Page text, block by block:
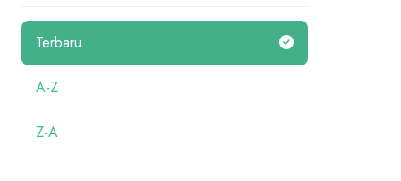
Terbaru
A-Z
Z-A